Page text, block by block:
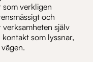
som verkligen
och
själv
som lyssnar,